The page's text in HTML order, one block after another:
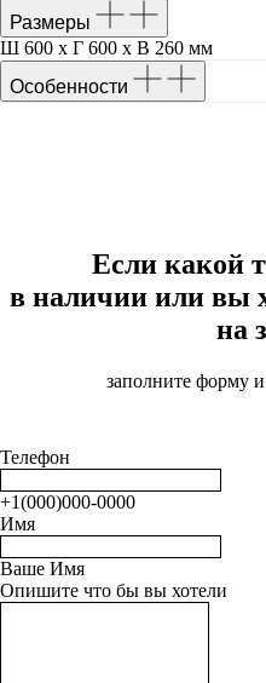
Размеры
Ш 600 х Г 600 х В 260 мм
Особенности
Если какой
в наличии или вы
на
заполните форму
Телефон
+1(000)000-0000
Имя
Ваше Имя
Опишите что бы вы хотели